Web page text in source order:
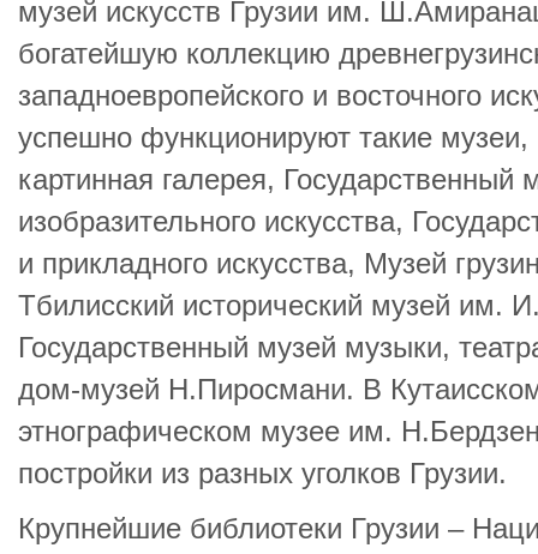
музей искусств Грузии им.
богатейшую коллекцию
западноевропейского и восточного
успешно функционируют такие
картинная галерея, Государственный
изобразительного искусства,
и прикладного искусства, Музей
Тбилисский исторический музей им.
Государственный музей музыки,
дом-музей Н.Пиросмани. В
этнографическом музее им.
постройки из разных уголков Грузии.
Крупнейшие библиотеки Грузии –